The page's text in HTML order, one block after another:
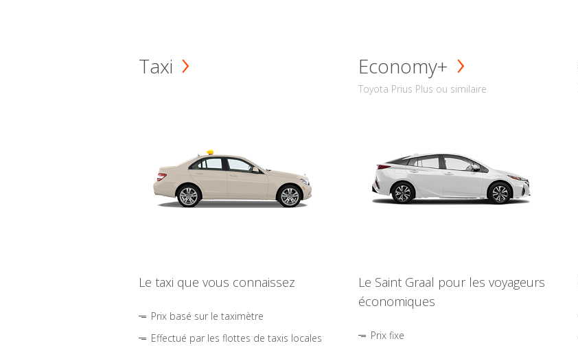
Taxi
Le taxi que vous connaissez
Prix basé sur le taximètre
Effectué par les flottes de taxis locales
Economy+
Toyota Prius Plus ou similaire
Le Saint Graal pour les voyageurs
économiques
Prix fixe